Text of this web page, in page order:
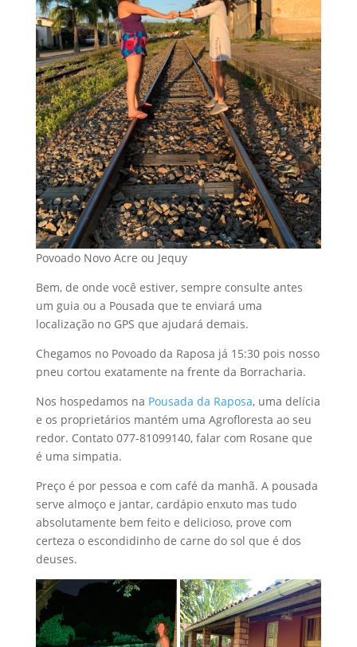
Povoado Novo Acre ou Jequy
Bem, de onde você estiver, sempre consulte antes
um guia ou a Pousada que te enviará uma
localização no GPS que ajudará demais.
Chegamos no Povoado da Raposa já 15:30 pois nosso
pneu cortou exatamente na frente da Borracharia.
Nos hospedamos na Pousada da Raposa, uma delícia
e os proprietários mantém uma Agrofloresta ao seu
redor. Contato 077-81099140, falar com Rosane que
é uma simpatia.
Preço é por pessoa e com café da manhã. A pousada
serve almoço e jantar, cardápio enxuto mas tudo
absolutamente bem feito e delicioso, prove com
certeza o escondidinho de carne do sol que é dos
deuses.